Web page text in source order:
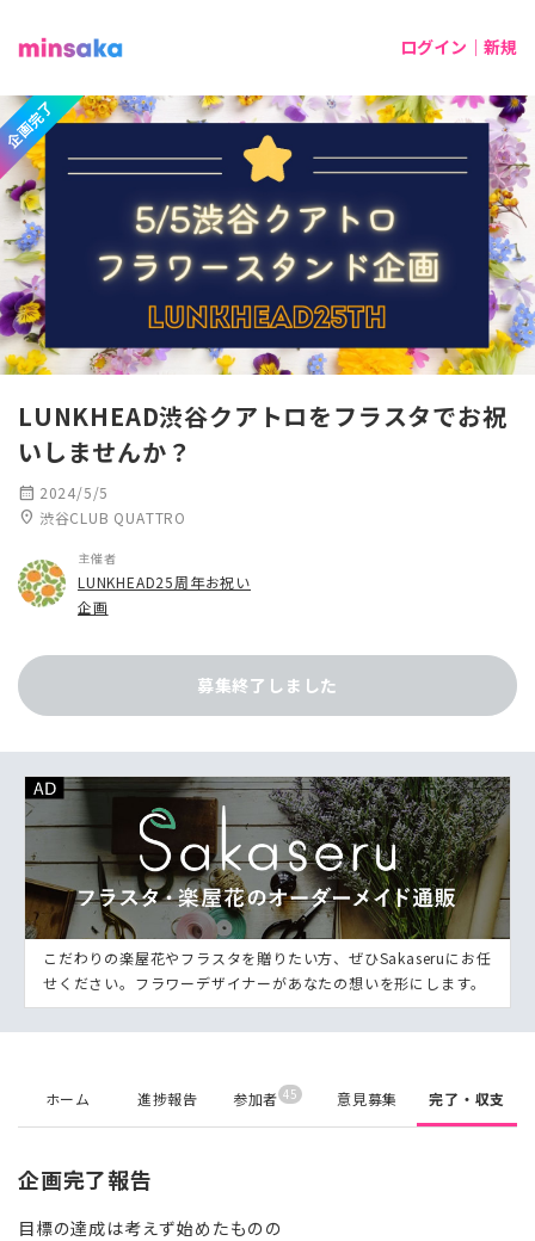
ログイン｜新規
企画完了
LUNKHEAD渋谷クアトロをフラスタでお祝
いしませんか？
calendar_month 2024/5/5
location_on 渋谷CLUB QUATTRO
主催者
LUNKHEAD25周年お祝い
企画
募集終了しました
こだわりの楽屋花やフラスタを贈りたい方、ぜひSakaseruにお任
せください。フラワーデザイナーがあなたの想いを形にします。
ホーム 進捗報告 参加者 45 意見募集 完了・収支
企画完了報告
目標の達成は考えず始めたものの